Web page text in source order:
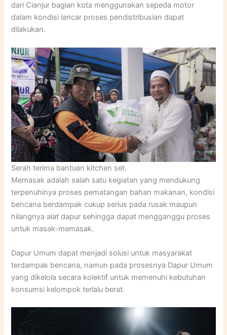
dari Cianjur bagian kota menggunakan sepeda motor
dalam kondisi lancar proses pendistribusian dapat
dilakukan.
Serah terima bantuan kitchen set.
Memasak adalah salah satu kegiatan yang mendukung
terpenuhinya proses pematangan bahan makanan, kondisi
bencana berdampak cukup serius pada rusak maupun
hilangnya alat dapur sehingga dapat mengganggu proses
untuk masak-memasak.
Dapur Umum dapat menjadi solusi untuk masyarakat
terdampak bencana, namun pada prosesnya Dapur Umum
yang dikelola secara kolektif untuk memenuhi kebutuhan
konsumsi kelompok terlalu berat.